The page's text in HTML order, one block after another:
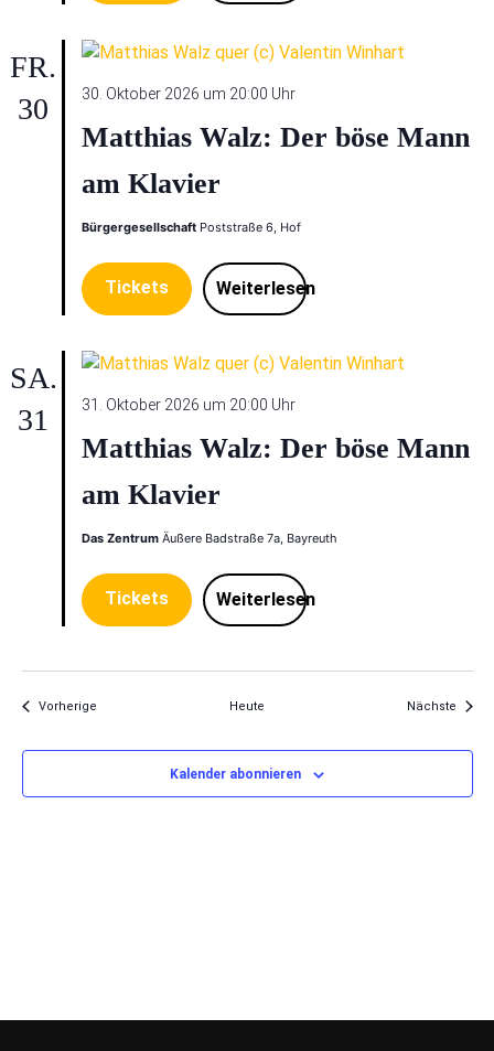
FR.
30
30. Oktober 2026 um 20:00 Uhr
Matthias Walz: Der böse Mann
am Klavier
Bürgergesellschaft Poststraße 6, Hof
Tickets Weiterlesen
SA.
31
31. Oktober 2026 um 20:00 Uhr
Matthias Walz: Der böse Mann
am Klavier
Das Zentrum Äußere Badstraße 7a, Bayreuth
Tickets Weiterlesen
VorherigeVeranstaltungen Heute Nächste
Kalender abonnieren